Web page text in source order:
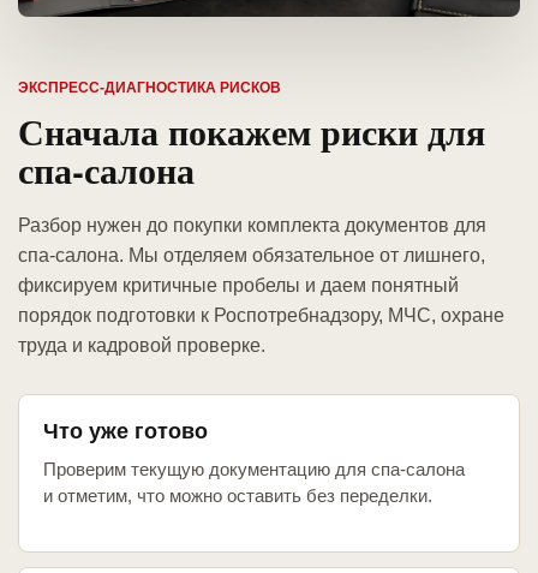
ЭКСПРЕСС-ДИАГНОСТИКА РИСКОВ
Сначала покажем риски для
спа-салона
Разбор нужен до покупки комплекта документов для
спа-салона. Мы отделяем обязательное от лишнего,
фиксируем критичные пробелы и даем понятный
порядок подготовки к Роспотребнадзору, МЧС, охране
труда и кадровой проверке.
Что уже готово
Проверим текущую документацию для спа-салона
и отметим, что можно оставить без переделки.